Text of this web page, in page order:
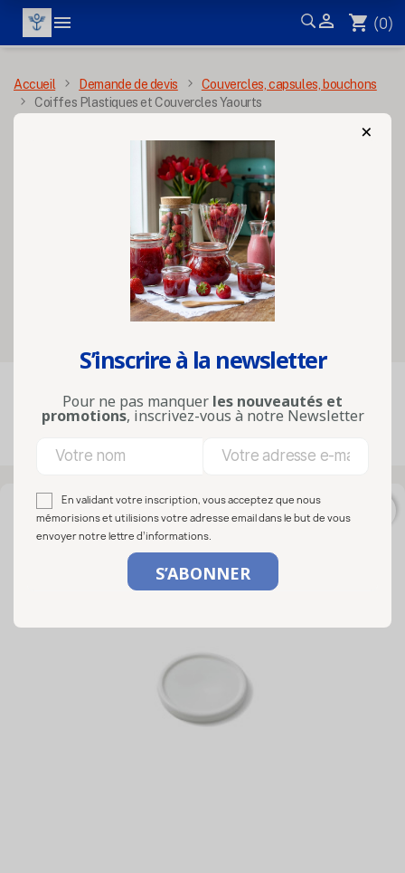
  shopping_cart (0)
MENU
Accueil Demande de devis
Couvercles, capsules, bouchons
Coiffes Plastiques et Couvercles Yaourts
Coiffes Plastiques et
Couvercles Yaourts
Sélectionnez vos options
Pertinence FILTRER
×
S’inscrire à la newsletter
Pour ne pas manquer les nouveautés et
promotions, inscrivez-vous à notre Newsletter
En validant votre inscription, vous acceptez que nous
mémorisions et utilisions votre adresse email dans le but de vous
envoyer notre lettre d’informations.